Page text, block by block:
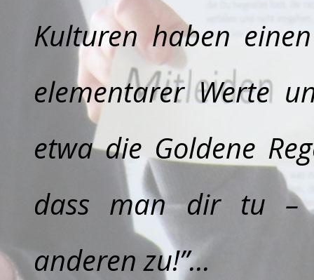
Kulturen haben
elementarer Werte
etwa die Goldene
dass man dir tu –
anderen zu!”...